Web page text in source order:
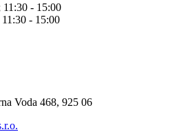
- 15:00
- 15:00
Voda 468, 925 06